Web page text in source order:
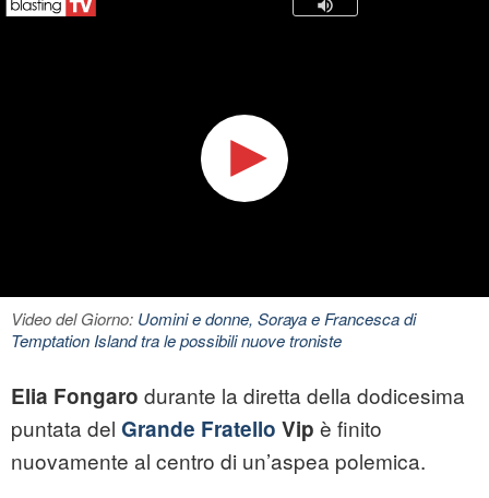
Video del Giorno: Uomini e donne, Soraya e Francesca di
Temptation Island tra le possibili nuove troniste
Elia Fongaro durante la diretta della dodicesima
puntata del Grande Fratello Vip è finito
nuovamente al centro di un’aspea polemica.